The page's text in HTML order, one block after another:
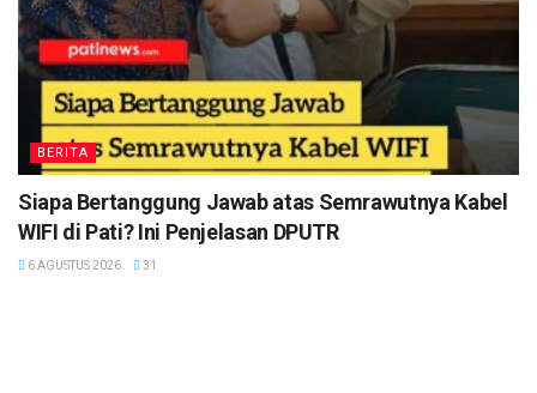
BERITA
Siapa Bertanggung Jawab atas Semrawutnya Kabel
WIFI di Pati? Ini Penjelasan DPUTR
6 AGUSTUS 2026 31